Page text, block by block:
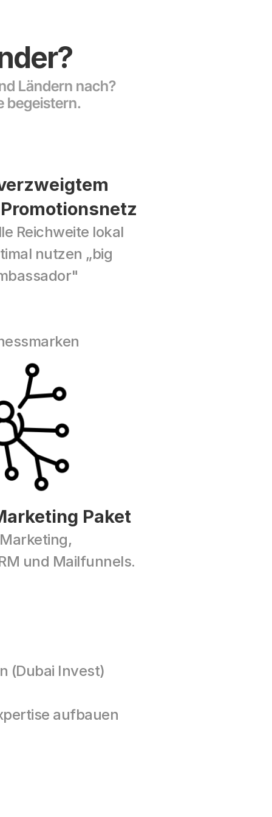
Ländern nach?
begeistern.
Reichweite lokal
nutzen „big
Paket
und Mailfunnels.
(Dubai Invest)
aufbauen